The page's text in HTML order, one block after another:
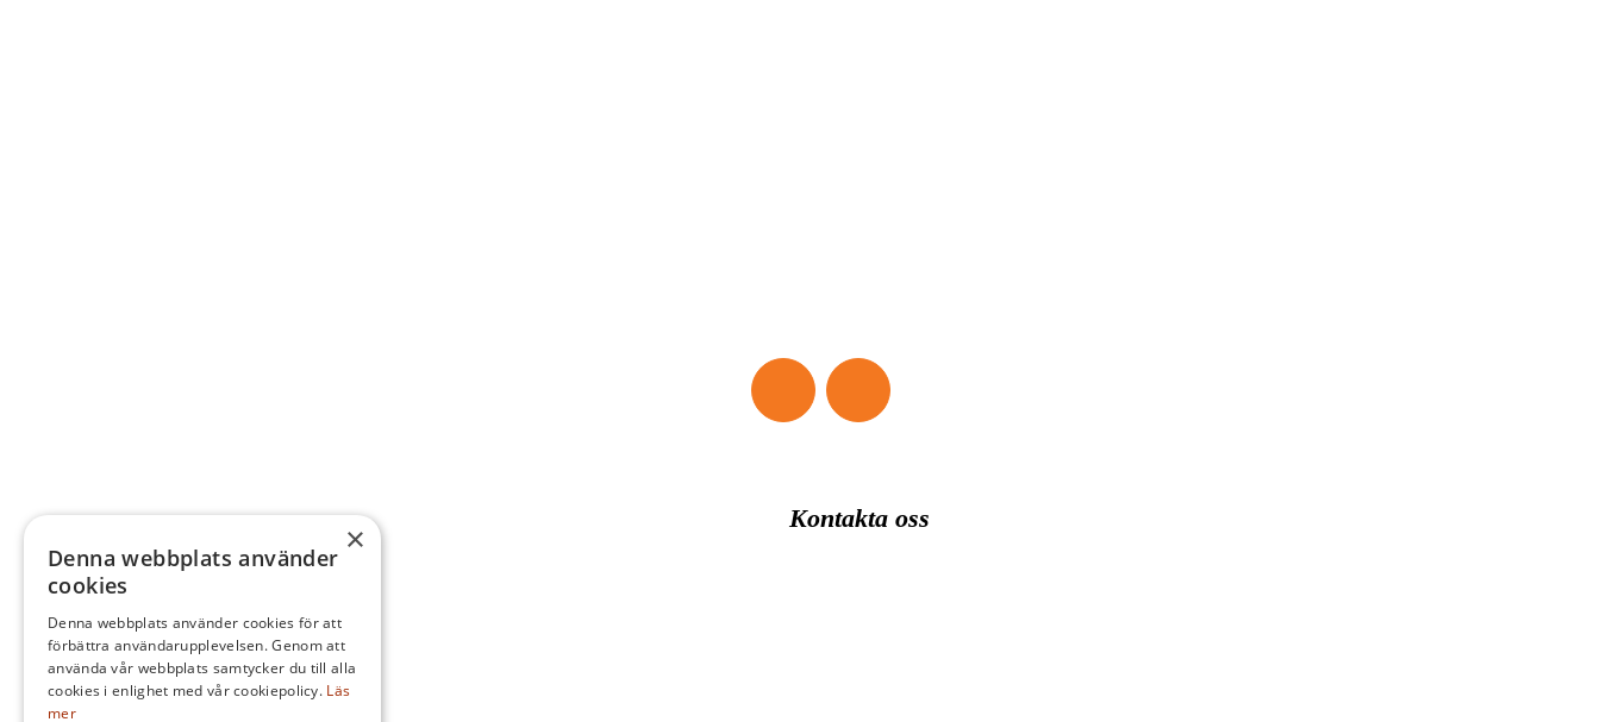
Kontakta oss
×
Denna webbplats använder
cookies
Denna webbplats använder cookies för att
förbättra användarupplevelsen. Genom att
använda vår webbplats samtycker du till alla
cookies i enlighet med vår cookiepolicy. Läs
mer